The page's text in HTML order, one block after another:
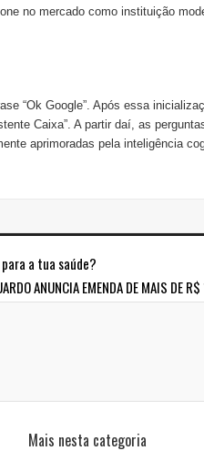
no mercado como instituição
“Ok Google”. Após essa
Caixa”. A partir daí, as
aprimoradas pela inteligência
a tua saúde?
ANUNCIA EMENDA DE MAIS DE
Mais nesta categoria